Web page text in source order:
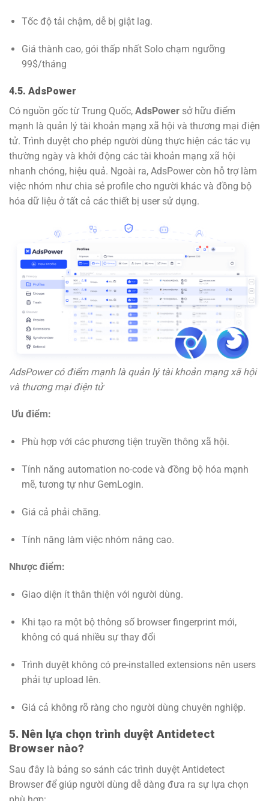
Tốc độ tải chậm, dễ bị giật lag.
Giá thành cao, gói thấp nhất Solo chạm ngưỡng
99$/tháng
4.5. AdsPower
Có nguồn gốc từ Trung Quốc, AdsPower sở hữu điểm
mạnh là quản lý tài khoản mạng xã hội và thương mại điện
tử. Trình duyệt cho phép người dùng thực hiện các tác vụ
thường ngày và khởi động các tài khoản mạng xã hội
nhanh chóng, hiệu quả. Ngoài ra, AdsPower còn hỗ trợ làm
việc nhóm như chia sẻ profile cho người khác và đồng bộ
hóa dữ liệu ở tất cả các thiết bị user sử dụng.
AdsPower có điểm mạnh là quản lý tài khoản mạng xã hội
và thương mại điện tử
Ưu điểm:
Phù hợp với các phương tiện truyền thông xã hội.
Tính năng automation no-code và đồng bộ hóa mạnh
mẽ, tương tự như GemLogin.
Giá cả phải chăng.
Tính năng làm việc nhóm nâng cao.
Nhược điểm:
Giao diện ít thân thiện với người dùng.
Khi tạo ra một bộ thông số browser fingerprint mới,
không có quá nhiều sự thay đổi
Trình duyệt không có pre-installed extensions nên users
phải tự upload lên.
Giá cả không rõ ràng cho người dùng chuyên nghiệp.
5. Nên lựa chọn trình duyệt Antidetect
Browser nào?
Sau đây là bảng so sánh các trình duyệt Antidetect
Browser để giúp người dùng dễ dàng đưa ra sự lựa chọn